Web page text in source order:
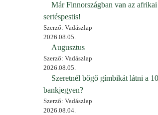
Már Finnországban van az afrikai
sertéspestis!
Szerző: Vadászlap
2026.08.05.
Augusztus
Szerző: Vadászlap
2026.08.05.
Szeretnél bőgő gímbikát látni a
bankjegyen?
Szerző: Vadászlap
2026.08.04.